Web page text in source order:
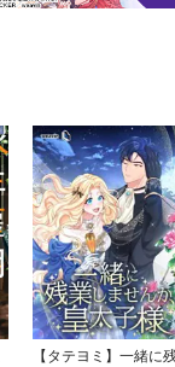
【タテヨミ】一緒に